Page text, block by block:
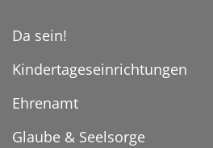
Da sein!
Kindertageseinrichtungen
Ehrenamt
Glaube & Seelsorge